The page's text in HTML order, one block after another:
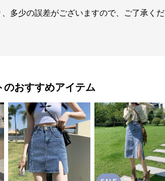
多少の誤差がございますので、ご了承くだ
のおすすめアイテム